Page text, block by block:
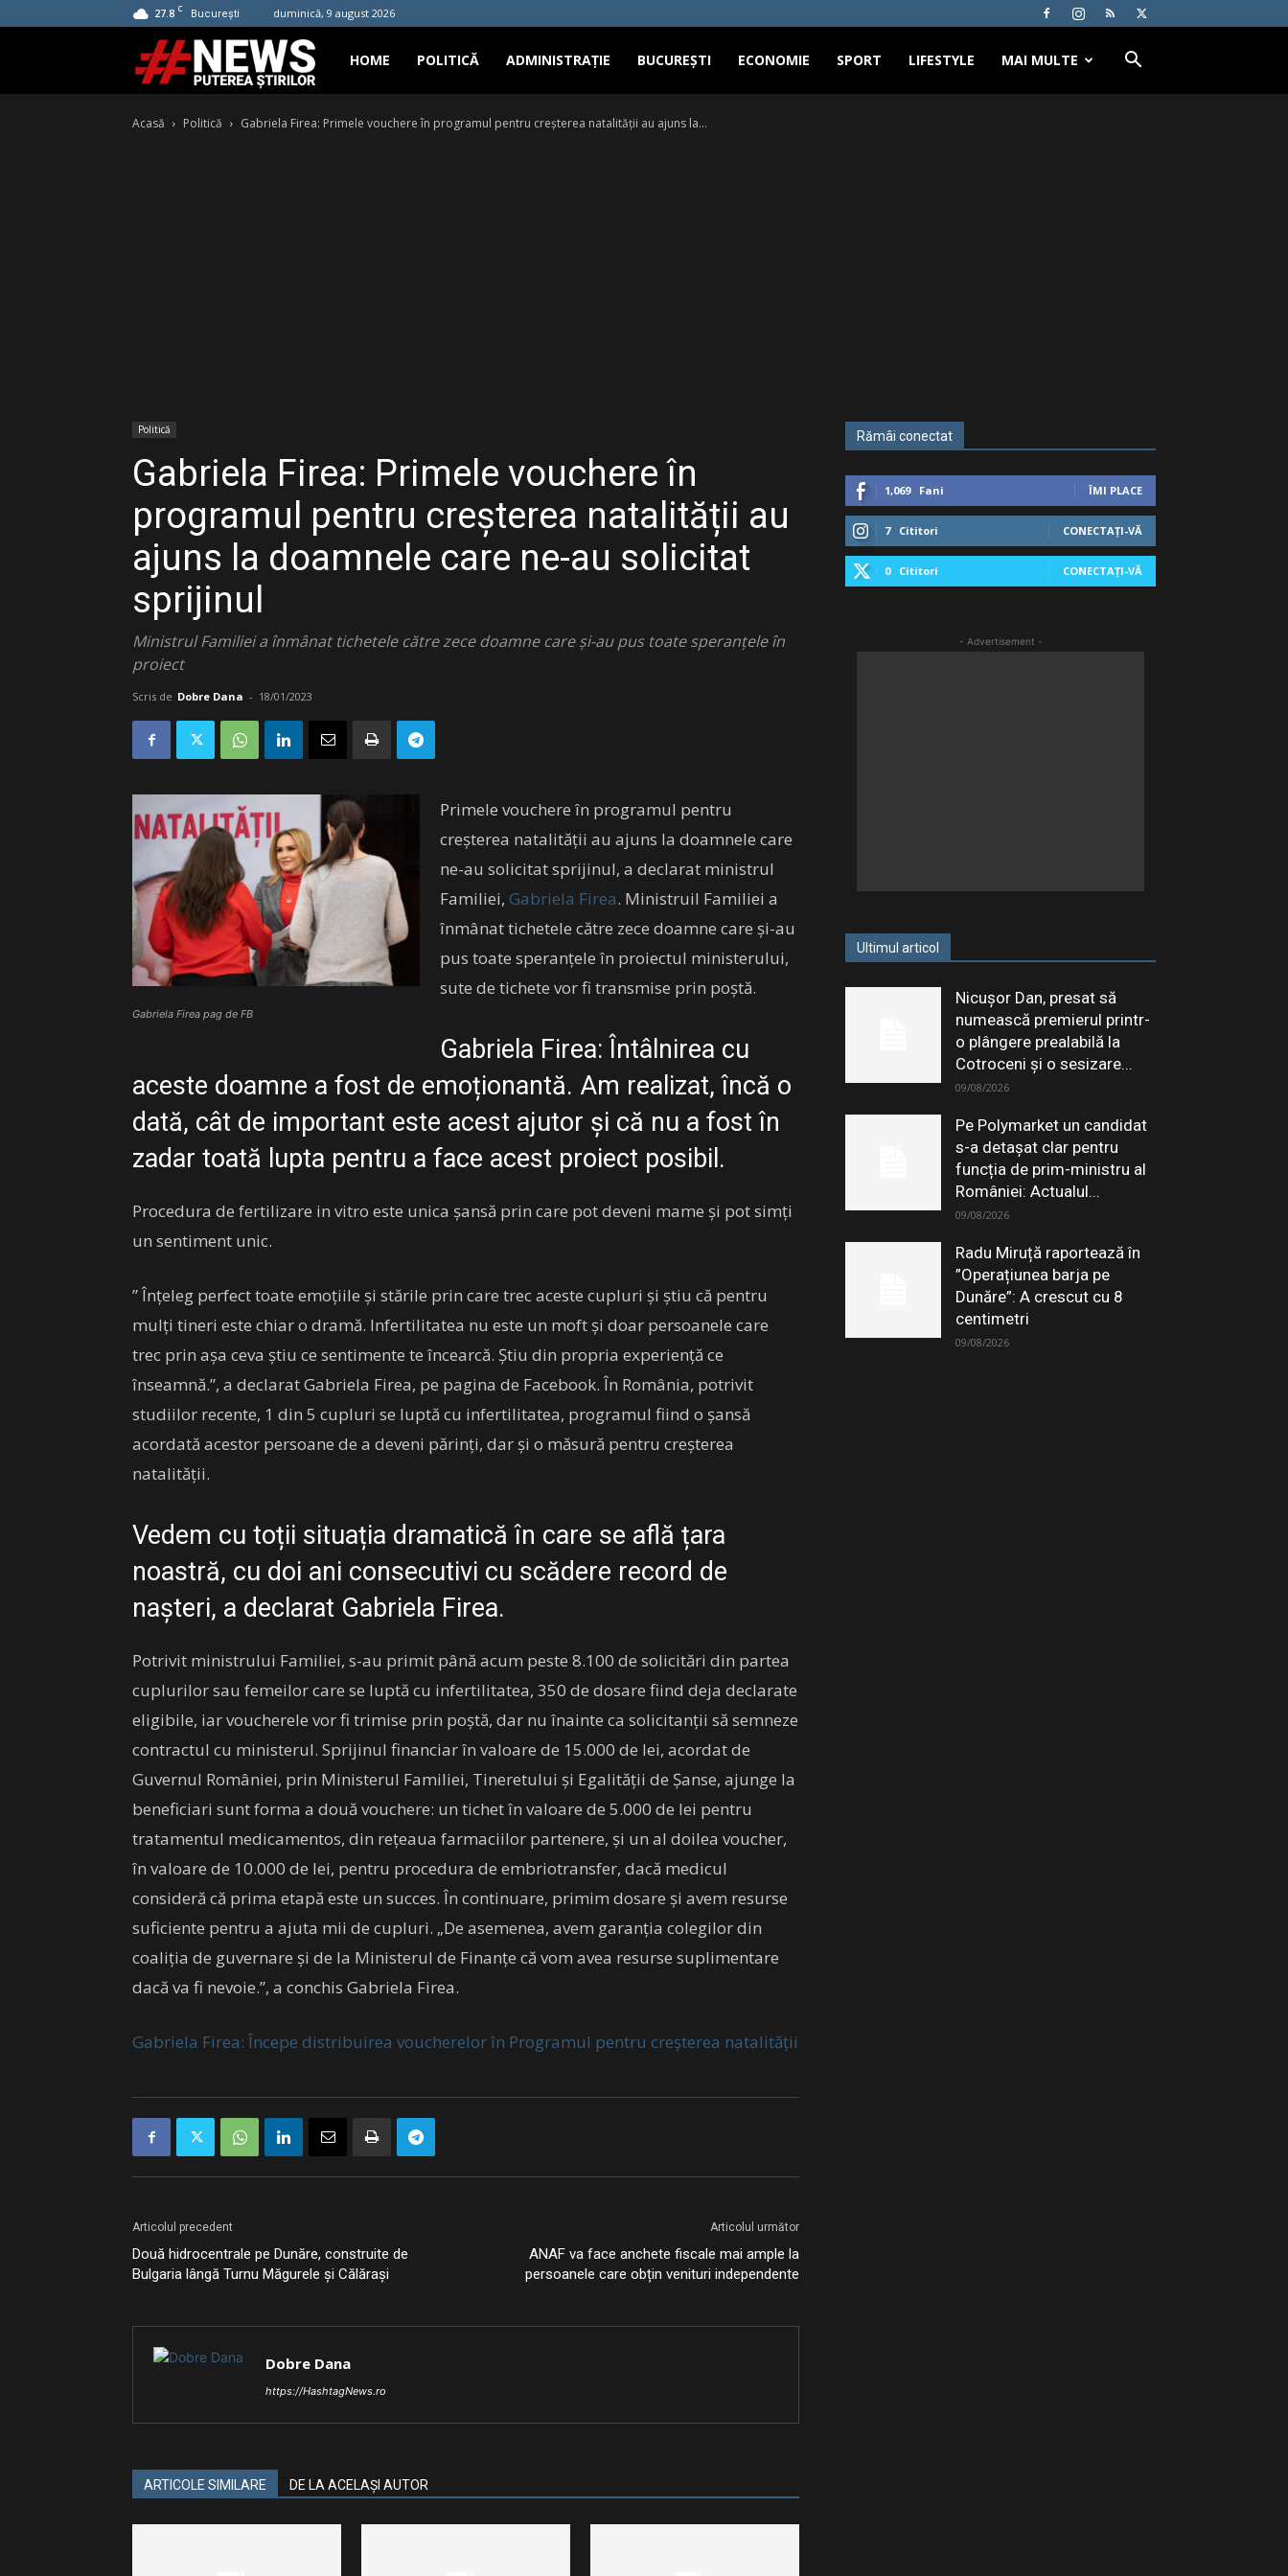
27.8 C București duminică, 9 august 2026
Hashtag
News
HOME POLITICĂ ADMINISTRAȚIE BUCUREȘTI ECONOMIE SPORT LIFESTYLE MAI MULTE
Acasă Politică Gabriela Firea: Primele vouchere în programul pentru creșterea natalității au ajuns la...
Politică
Gabriela Firea: Primele vouchere în
programul pentru creșterea natalității au
ajuns la doamnele care ne-au solicitat
sprijinul
Ministrul Familiei a înmânat tichetele către zece doamne care și-au pus toate speranțele în
proiect
Scris de Dobre Dana - 18/01/2023
Gabriela Firea pag de FB
Primele vouchere în programul pentru
creșterea natalității au ajuns la doamnele care
ne-au solicitat sprijinul, a declarat ministrul
Familiei, Gabriela Firea. Ministruil Familiei a
înmânat tichetele către zece doamne care și-au
pus toate speranțele în proiectul ministerului,
sute de tichete vor fi transmise prin poștă.
Gabriela Firea: Întâlnirea cu
aceste doamne a fost de emoționantă. Am realizat, încă o
dată, cât de important este acest ajutor și că nu a fost în
zadar toată lupta pentru a face acest proiect posibil.
Procedura de fertilizare in vitro este unica șansă prin care pot deveni mame și pot simți
un sentiment unic.
” Înțeleg perfect toate emoțiile și stările prin care trec aceste cupluri și știu că pentru
mulți tineri este chiar o dramă. Infertilitatea nu este un moft și doar persoanele care
trec prin așa ceva știu ce sentimente te încearcă. Știu din propria experiență ce
înseamnă.”, a declarat Gabriela Firea, pe pagina de Facebook. În România, potrivit
studiilor recente, 1 din 5 cupluri se luptă cu infertilitatea, programul fiind o șansă
acordată acestor persoane de a deveni părinți, dar și o măsură pentru creșterea
natalității.
Vedem cu toții situația dramatică în care se află țara
noastră, cu doi ani consecutivi cu scădere record de
nașteri, a declarat Gabriela Firea.
Potrivit ministrului Familiei, s-au primit până acum peste 8.100 de solicitări din partea
cuplurilor sau femeilor care se luptă cu infertilitatea, 350 de dosare fiind deja declarate
eligibile, iar voucherele vor fi trimise prin poștă, dar nu înainte ca solicitanții să semneze
contractul cu ministerul. Sprijinul financiar în valoare de 15.000 de lei, acordat de
Guvernul României, prin Ministerul Familiei, Tineretului și Egalității de Șanse, ajunge la
beneficiari sunt forma a două vouchere: un tichet în valoare de 5.000 de lei pentru
tratamentul medicamentos, din rețeaua farmaciilor partenere, și un al doilea voucher,
în valoare de 10.000 de lei, pentru procedura de embriotransfer, dacă medicul
consideră că prima etapă este un succes. În continuare, primim dosare și avem resurse
suficiente pentru a ajuta mii de cupluri. „De asemenea, avem garanția colegilor din
coaliția de guvernare și de la Ministerul de Finanțe că vom avea resurse suplimentare
dacă va fi nevoie.”, a conchis Gabriela Firea.
Gabriela Firea: Începe distribuirea voucherelor în Programul pentru creșterea natalității
Articolul precedent
Două hidrocentrale pe Dunăre, construite de
Bulgaria lângă Turnu Măgurele și Călărași
Articolul următor
ANAF va face anchete fiscale mai ample la
persoanele care obțin venituri independente
Dobre Dana
https://HashtagNews.ro
ARTICOLE SIMILARE DE LA ACELAȘI AUTOR
Rămâi conectat
1,069 Fani ÎMI PLACE
7 Cititori CONECTAȚI-VĂ
0 Cititori CONECTAȚI-VĂ
- Advertisement -
Ultimul articol
Nicușor Dan, presat să
numească premierul printr-
o plângere prealabilă la
Cotroceni și o sesizare...
09/08/2026
Pe Polymarket un candidat
s-a detașat clar pentru
funcția de prim-ministru al
României: Actualul...
09/08/2026
Radu Miruță raportează în
”Operațiunea barja pe
Dunăre”: A crescut cu 8
centimetri
09/08/2026